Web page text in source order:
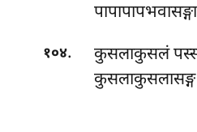
१०४.
कुसलाकुसलं